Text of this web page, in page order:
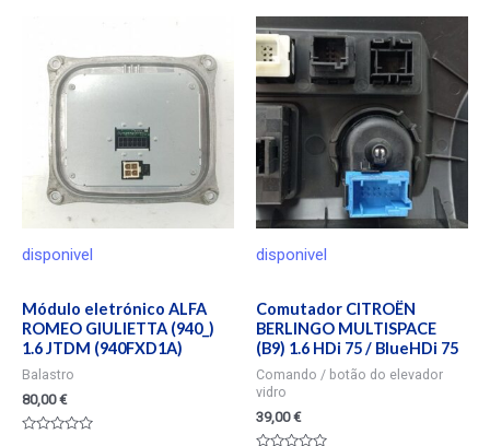
disponivel
Módulo eletrónico ALFA
ROMEO GIULIETTA (940_)
1.6 JTDM (940FXD1A)
Balastro
80,00€
disponivel
Comutador CITROËN
BERLINGO MULTISPACE
(B9) 1.6 HDi 75 / BlueHDi 75
Comando / botão do elevador
vidro
39,00€